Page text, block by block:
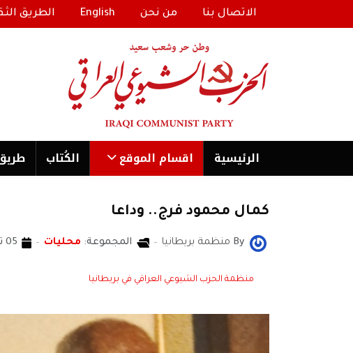
الاتصال بنا من نحن English الطريق
الرئیسية اقسام الموقع الكُتاب
كمال محمود فرج.. وداعا
By منظمة بريطانيا المجموعة: محليات 05 تشرين1/أكتوير 2025
منظمة الحزب الشيوعي العراقي في بريطانيا